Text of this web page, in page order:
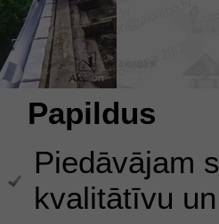
Papildus
Piedāvājam
kvalitātīvu